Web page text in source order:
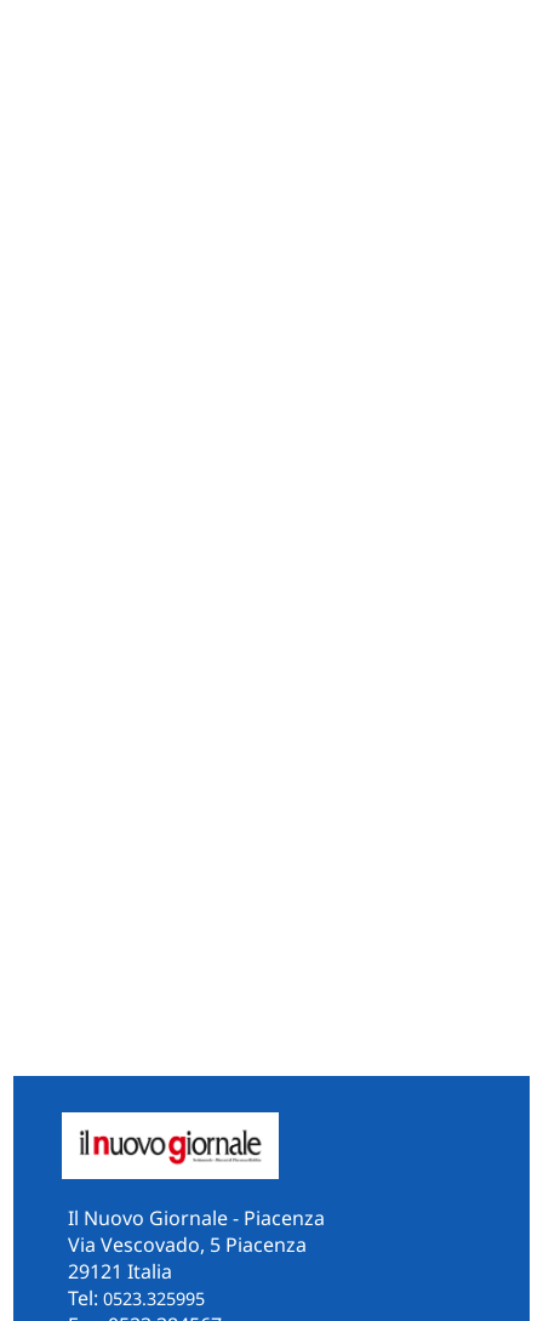
Il Nuovo Giornale - Piacenza
Via Vescovado, 5 Piacenza
29121 Italia
Tel: 0523.325995